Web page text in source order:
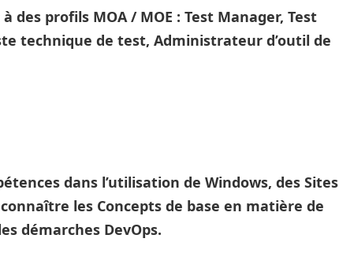
des profils MOA / MOE : Test Manager, Test
technique de test, Administrateur d’outil de
dans l’utilisation de Windows, des Sites
les Concepts de base en matière de
démarches DevOps.